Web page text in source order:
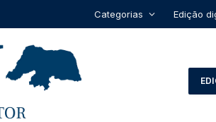
Categorias Edição